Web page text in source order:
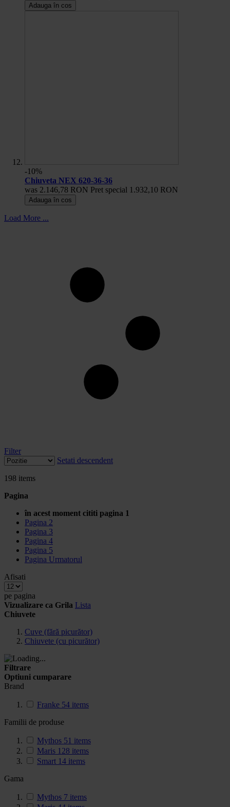
Adauga în cos
-10%
Chiuveta NEX 620-36-36
was 2.146,78 RON Pret special 1.932,10 RON
Adauga în cos
Load More ...
Filter
Setati descendent
198 items
Pagina
în acest moment cititi pagina 1
Pagina 2
Pagina 3
Pagina 4
Pagina 5
Pagina Urmatorul
Afisati
pe pagina
Vizualizare ca Grila Lista
Chiuvete
Cuve (fără picurător)
Chiuvete (cu picurător)
Filtrare
Optiuni cumparare
Brand
Franke 54 items
Familii de produse
Mythos 51 items
Maris 128 items
Smart 14 items
Gama
Mythos 7 items